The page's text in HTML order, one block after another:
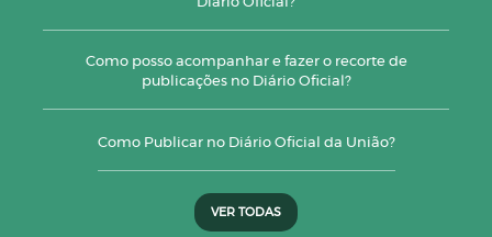
Como posso acompanhar e fazer o recorte de
publicações no Diário Oficial?
Como Publicar no Diário Oficial da União?
VER TODAS